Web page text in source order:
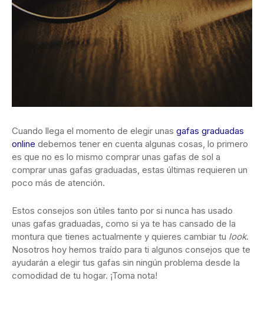
Cuando llega el momento de elegir unas gafas graduadas
online debemos tener en cuenta algunas cosas, lo primero
es que no es lo mismo comprar unas gafas de sol a
comprar unas gafas graduadas, estas últimas requieren un
poco más de atención.
Estos consejos son útiles tanto por si nunca has usado
unas gafas graduadas, como si ya te has cansado de la
montura que tienes actualmente y quieres cambiar tu look.
Nosotros hoy hemos traído para ti algunos consejos que te
ayudarán a elegir tus gafas sin ningún problema desde la
comodidad de tu hogar. ¡Toma nota!